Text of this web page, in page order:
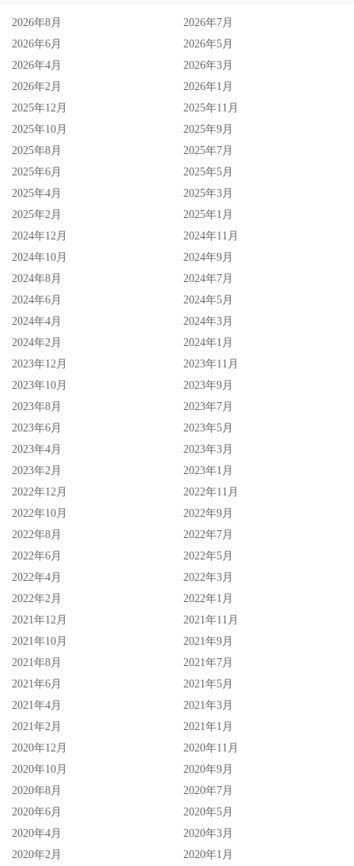
2026年8月
2026年7月
2026年6月
2026年5月
2026年4月
2026年3月
2026年2月
2026年1月
2025年12月
2025年11月
2025年10月
2025年9月
2025年8月
2025年7月
2025年6月
2025年5月
2025年4月
2025年3月
2025年2月
2025年1月
2024年12月
2024年11月
2024年10月
2024年9月
2024年8月
2024年7月
2024年6月
2024年5月
2024年4月
2024年3月
2024年2月
2024年1月
2023年12月
2023年11月
2023年10月
2023年9月
2023年8月
2023年7月
2023年6月
2023年5月
2023年4月
2023年3月
2023年2月
2023年1月
2022年12月
2022年11月
2022年10月
2022年9月
2022年8月
2022年7月
2022年6月
2022年5月
2022年4月
2022年3月
2022年2月
2022年1月
2021年12月
2021年11月
2021年10月
2021年9月
2021年8月
2021年7月
2021年6月
2021年5月
2021年4月
2021年3月
2021年2月
2021年1月
2020年12月
2020年11月
2020年10月
2020年9月
2020年8月
2020年7月
2020年6月
2020年5月
2020年4月
2020年3月
2020年2月
2020年1月